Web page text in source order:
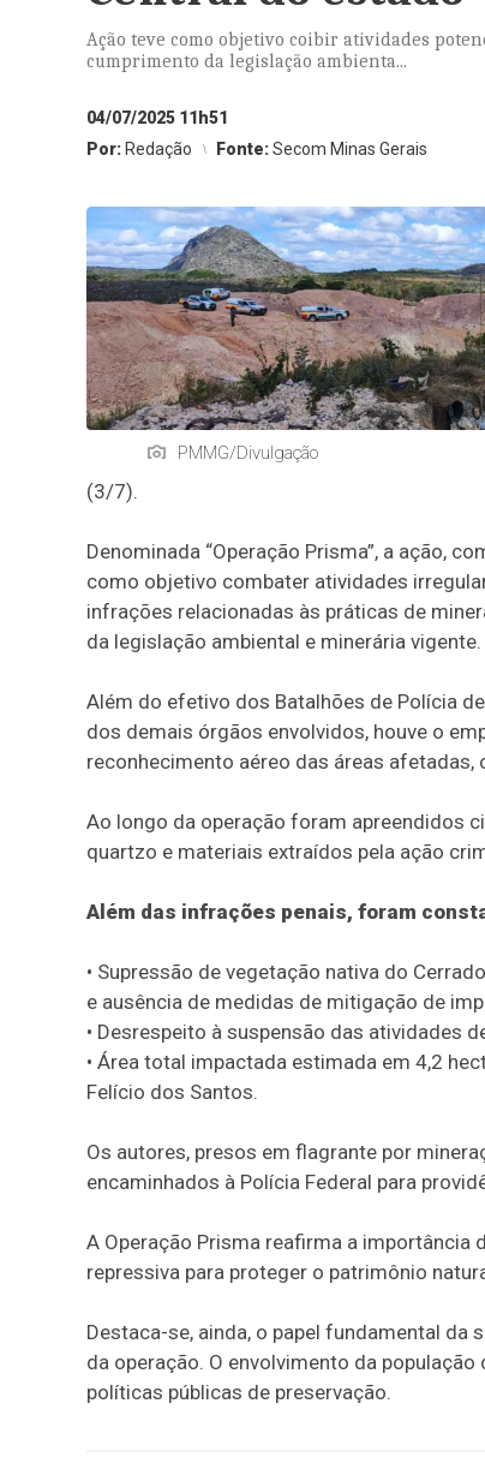
Ação teve como objetivo coibir atividades
cumprimento da legislação ambienta...
04/07/2025 11h51
Por: Redação Fonte:Secom Minas Gerais
PMMG/Divulgação
(3/7).
Denominada “Operação Prisma”, a ação,
como objetivo combater atividades
infrações relacionadas às práticas de
da legislação ambiental e minerária vigente.
Além do efetivo dos Batalhões de Polícia
dos demais órgãos envolvidos, houve o
reconhecimento aéreo das áreas
Ao longo da operação foram apreendidos
quartzo e materiais extraídos pela ação
Além das infrações penais, foram
• Supressão de vegetação nativa do
e ausência de medidas de mitigação de
• Desrespeito à suspensão das atividades
• Área total impactada estimada em 4,2
Felício dos Santos.
Os autores, presos em flagrante por
encaminhados à Polícia Federal para
A Operação Prisma reafirma a importância
repressiva para proteger o patrimônio
Destaca-se, ainda, o papel fundamental
da operação. O envolvimento da
políticas públicas de preservação.